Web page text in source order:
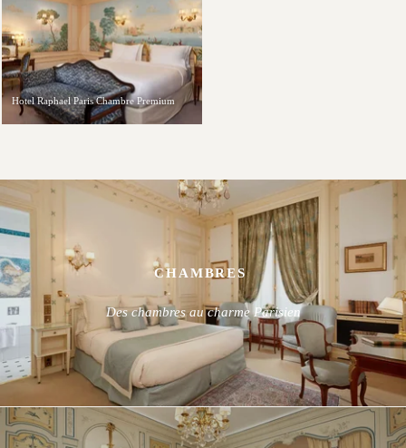
Hotel Raphael Paris Chambre Premium
CHAMBRES
Des chambres au charme Parisien